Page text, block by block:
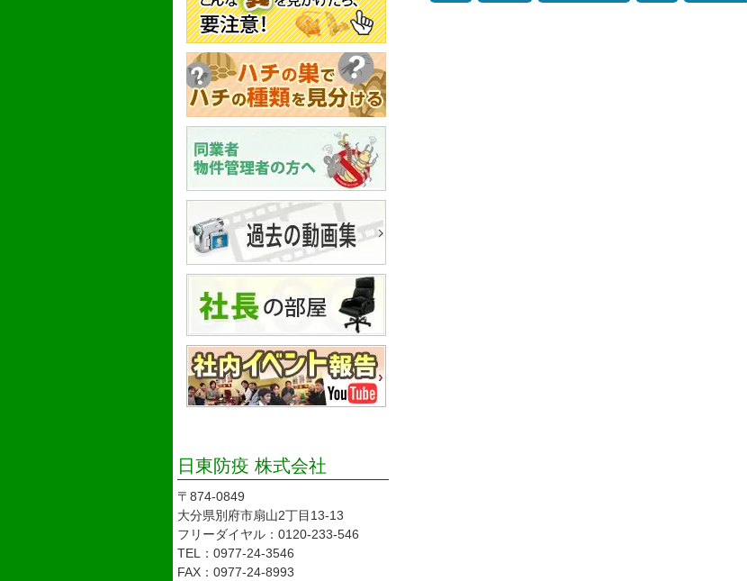
日東防疫 株式会社
〒874-0849
大分県別府市扇山2丁目13-13
フリーダイヤル：0120-233-546
TEL：0977-24-3546
FAX：0977-24-8993